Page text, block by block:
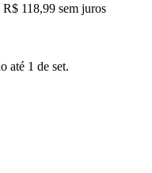
R$ 118,99 sem juros
até 1 de set.